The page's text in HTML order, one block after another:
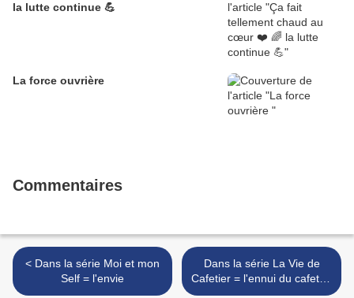
la lutte continue 💪
La force ouvrière
Commentaires
< Dans la série Moi et mon
Self = l'envie
Dans la série La Vie de
Cafetier = l'ennui du cafetier
>